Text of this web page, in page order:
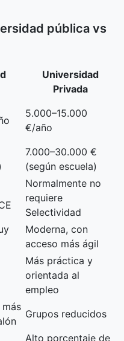
pública vs
Universidad
Privada
5.000–15.000
€/año
7.000–30.000 €
(según escuela)
Normalmente no
requiere
Selectividad
Moderna, con
acceso más ágil
Más práctica y
orientada al
empleo
más
Grupos reducidos
Alto porcentaje de